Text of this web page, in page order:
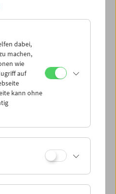
21.6.
22.6.
24.6.
dabei,
machen,
wie
auf
kann ohne